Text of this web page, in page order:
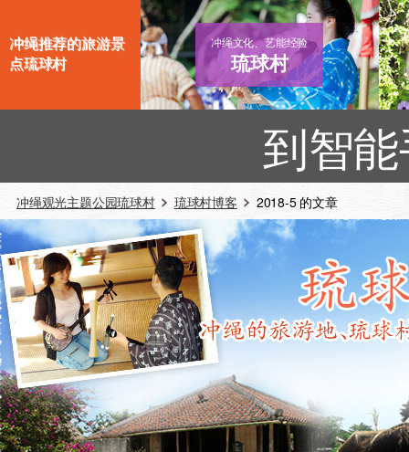
冲绳推荐的旅游景
点琉球村
冲绳文化、艺能经验
琉球村
到智
冲绳观光主题公园琉球村 琉球村博客 2018-5 的文章